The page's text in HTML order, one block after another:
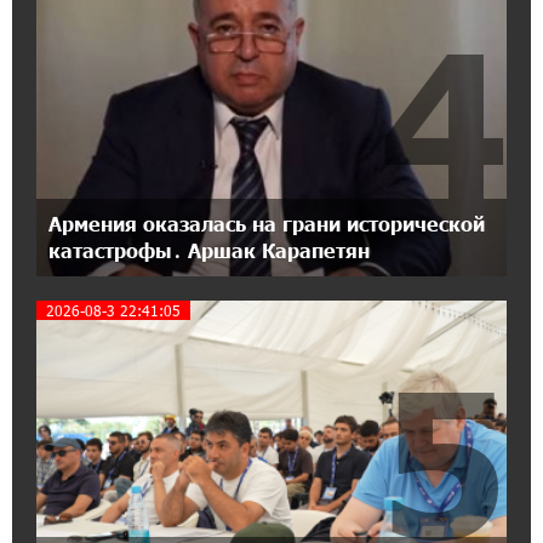
IDBank
17:07:36 11-07-2026
Пашинян замотивирован уничтожить
Армению․ Аршак Карапетян
14:27:40 11-07-2026
«Мой лес Армения» — бенефициар
инициативы «Сила одного драма» в июле
12:56:04 11-07-2026
Станьте акционером Юнибанка и
воспользуйтесь выгодным инвестиционным
21:45:09 9-07-2026
IDBank предупреждает о мошеннических
звонках от имени пенсионных фондов
Армения оказалась на грани исторической
катастрофы․ Аршак Карапетян
4
2026-08-3 22:41:05
5